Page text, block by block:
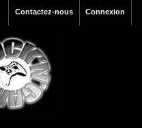
Connexion
Contactez-nous